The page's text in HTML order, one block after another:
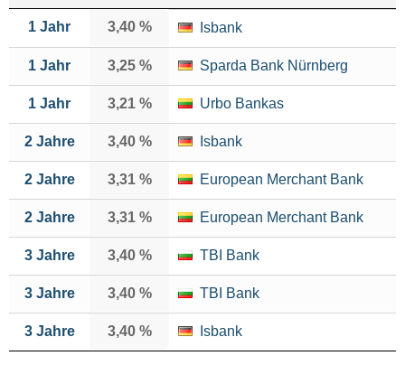
1 Jahr 3,40 % Isbank
1 Jahr 3,25 % Sparda Bank Nürnberg
1 Jahr 3,21 % Urbo Bankas
2 Jahre 3,40 % Isbank
2 Jahre 3,31 % European Merchant Bank
2 Jahre 3,31 % European Merchant Bank
3 Jahre 3,40 % TBI Bank
3 Jahre 3,40 % TBI Bank
3 Jahre 3,40 % Isbank